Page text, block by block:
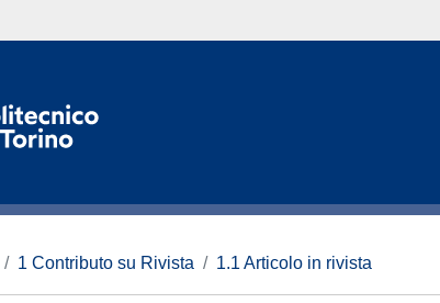
1 Contributo su Rivista 1.1 Articolo in rivista